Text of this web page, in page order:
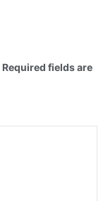
Required fields are